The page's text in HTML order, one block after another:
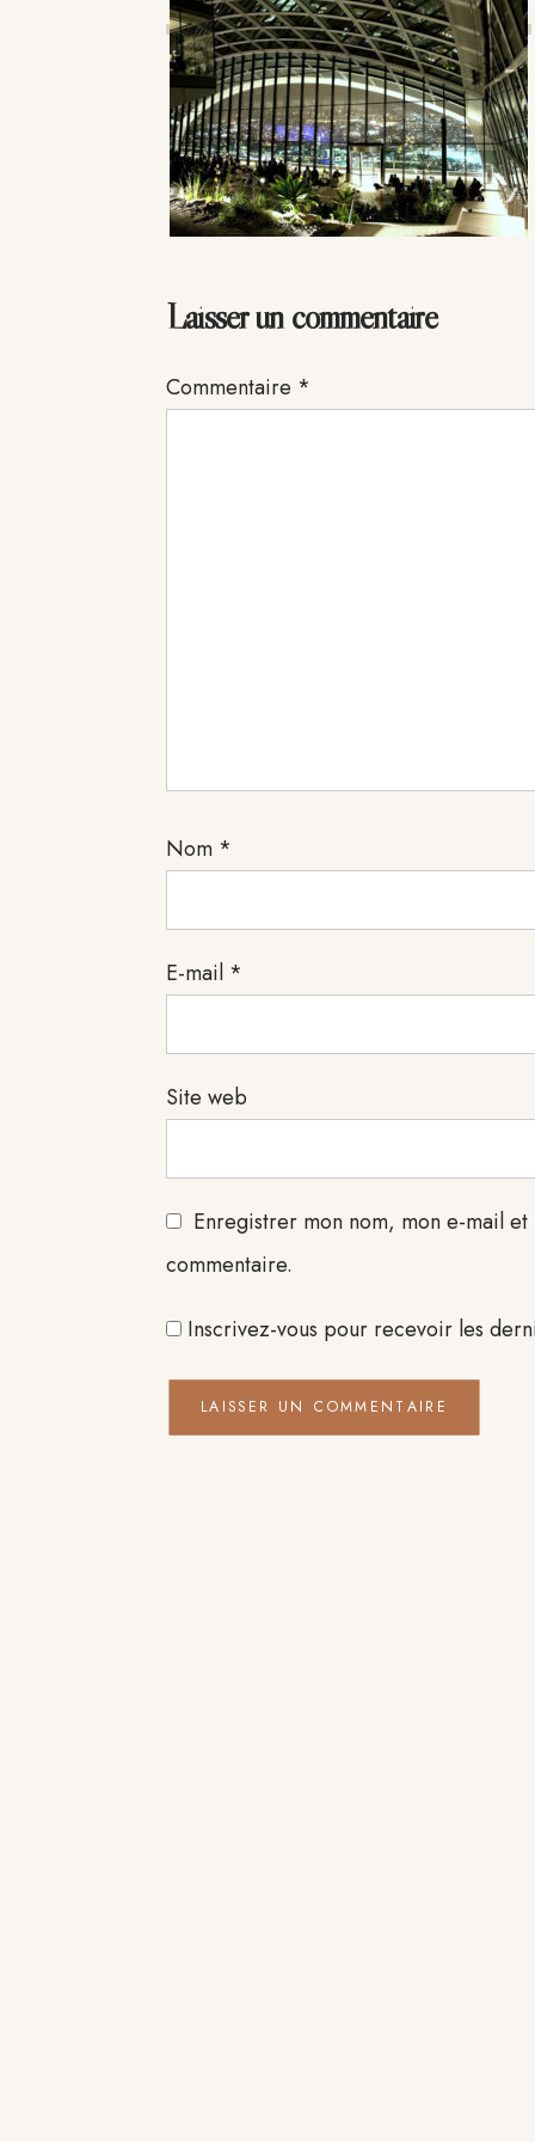
Interactions
du
Laisser un commentaire
Commentaire *
Nom *
E-mail *
Site web
Enregistrer mon nom, mon e-mail
commentaire.
Inscrivez-vous pour recevoir les